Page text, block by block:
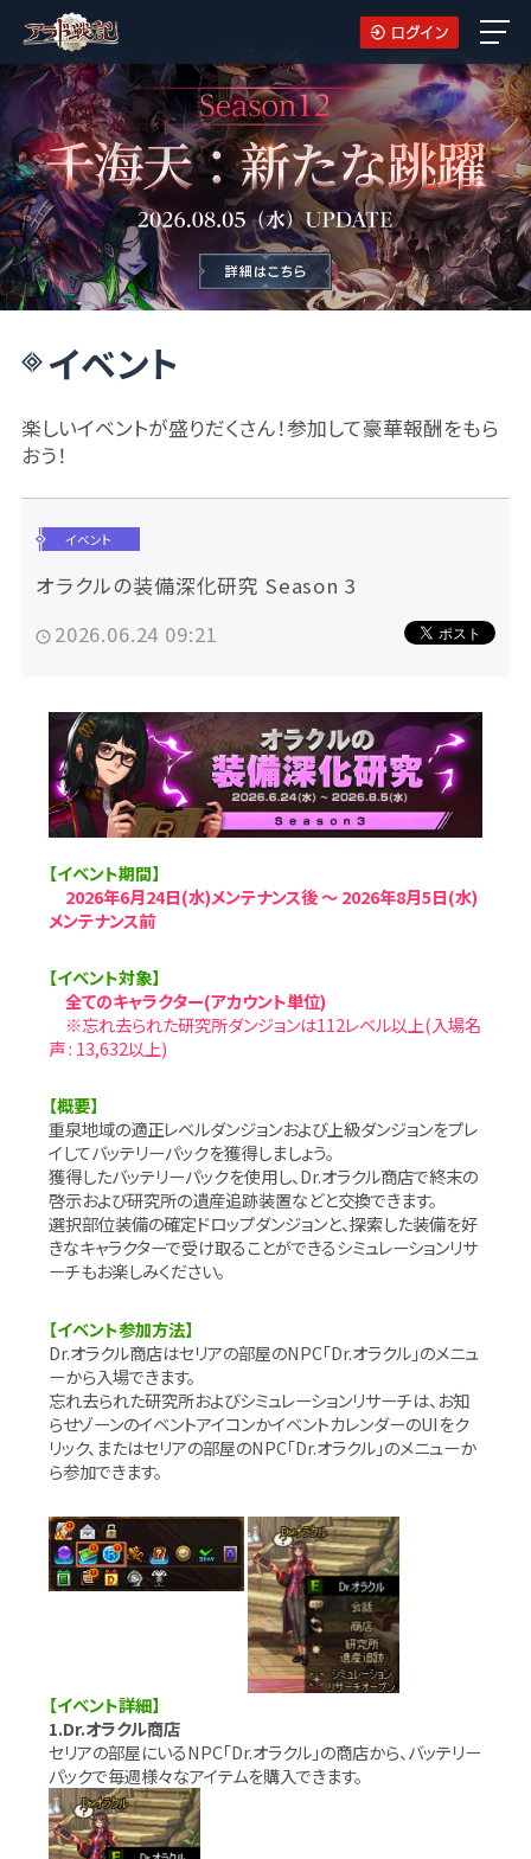
イベント
楽しいイベントが盛りだくさん！参加して豪華報酬をもら
おう！
イベント
オラクルの装備深化研究 Season 3
2026.06.24 09:21
【イベント期間】
2026年6月24日(水)メンテナンス後 ～ 2026年8月5日(水)
メンテナンス前
【イベント対象】
全てのキャラクター(アカウント単位)
※忘れ去られた研究所ダンジョンは112レベル以上(入場名
声 : 13,632以上)
【概要】
重泉地域の適正レベルダンジョンおよび上級ダンジョンをプレ
イしてバッテリーパックを獲得しましょう。
獲得したバッテリーパックを使用し、Dr.オラクル商店で終末の
啓示および研究所の遺産追跡装置などと交換できます。
選択部位装備の確定ドロップダンジョンと、探索した装備を好
きなキャラクターで受け取ることができるシミュレーションリサ
ーチもお楽しみください。
【イベント参加方法】
Dr.オラクル商店はセリアの部屋のNPC「Dr.オラクル」のメニュ
ーから入場できます。
忘れ去られた研究所およびシミュレーションリサーチは、お知
らせゾーンのイベントアイコンかイベントカレンダーのUIをク
リック、またはセリアの部屋のNPC「Dr.オラクル」のメニューか
ら参加できます。
【イベント詳細】
1.Dr.オラクル商店
セリアの部屋にいるNPC「Dr.オラクル」の商店から、バッテリー
パックで毎週様々なアイテムを購入できます。